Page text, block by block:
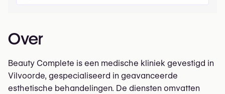
Over
Beauty Complete is een medische kliniek gevestigd in
Vilvoorde, gespecialiseerd in geavanceerde
esthetische behandelingen. De diensten omvatten